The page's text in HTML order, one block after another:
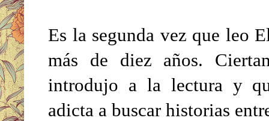
Es la segunda vez que leo
más de diez años.
introdujo a la lectura y
adicta a buscar historias